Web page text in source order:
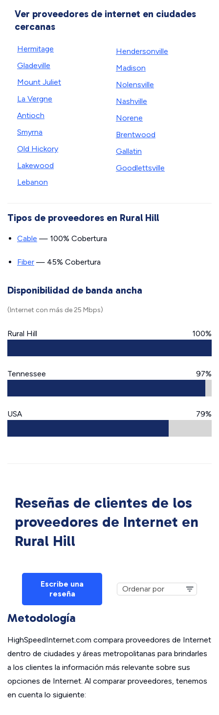
Ver proveedores de internet en ciudades
cercanas
Hermitage
Gladeville
Mount Juliet
La Vergne
Antioch
Smyrna
Old Hickory
Lakewood
Lebanon
Hendersonville
Madison
Nolensville
Nashville
Norene
Brentwood
Gallatin
Goodlettsville
Tipos de proveedores en Rural Hill
Cable — 100% Cobertura
Fiber — 45% Cobertura
Disponibilidad de banda ancha
(Internet con más de 25 Mbps)
Rural Hill 100%
Tennessee 97%
USA 79%
Reseñas de clientes de los
proveedores de Internet en
Rural Hill
Escribe una
reseña
Metodología
HighSpeedInternet.com compara proveedores de Internet
dentro de ciudades y áreas metropolitanas para brindarles
a los clientes la información más relevante sobre sus
opciones de Internet. Al comparar proveedores, tenemos
en cuenta lo siguiente: